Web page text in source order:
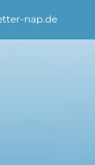
nap.de